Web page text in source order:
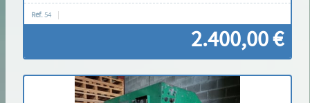
Ref.54
2.400,00 €
Contáctenos